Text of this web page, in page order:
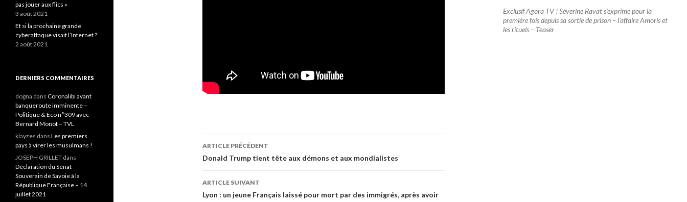
Navigation
des
articles
ARTICLE PRÉCÉDENT
Donald Trump tient tête aux démons et aux mondialistes
ARTICLE SUIVANT
Lyon : un jeune Français laissé pour mort par des immigrés, après avoir
Exclusif Agora TV ! Séverine Ravat s’exprime pour la
première fois depuis sa sortie de prison – l’affaire Amoris et
les rituels – Teaser
pas jouer aux flics »
3 août 2021
Et si la prochaine grande
cyberattaque visait l’Internet ?
2 août 2021
DERNIERS COMMENTAIRES
dogna dans Coronalibi avant
banqueroute imminente –
Politique & Eco n°309 avec
Bernard Monot – TVL
klayzes dans Les premiers
pays à virer les musulmans !
JOSEPH GRILLET dans
Déclaration du Sénat
Souverain de Savoie à la
République Française – 14
juillet 2021